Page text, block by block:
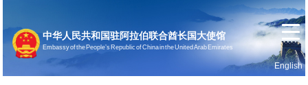
中华人民共和国驻阿拉伯联合酋长国大使馆
Embassy of the People’s Republic of China in the United Arab Emirates
English